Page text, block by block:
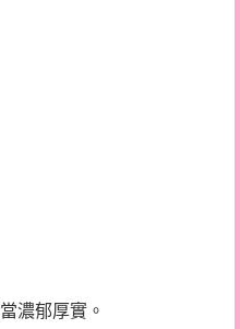
濃郁厚實。